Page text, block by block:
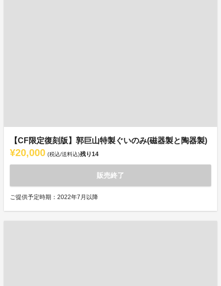
【CF限定復刻版】郭巨山特製ぐいのみ(磁器製と陶器製)
¥20,000 (税込/送料込)残り14
販売終了
ご提供予定時期：2022年7月以降